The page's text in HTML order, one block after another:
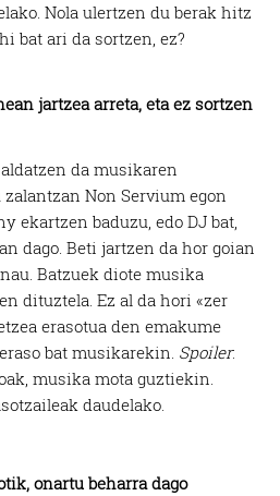
Nola ulertzen du berak hitz
bat ari da sortzen, ez?
jartzea arreta, eta ez sortzen
da musikaren
Non Servium egon
ekartzen baduzu, edo DJ bat,
dago. Beti jartzen da hor goian
Batzuek diote musika
dituztela. Ez al da hori «zer
erasotua den emakume
bat musikarekin. Spoiler:
musika mota guztiekin.
daudelako.
onartu beharra dago